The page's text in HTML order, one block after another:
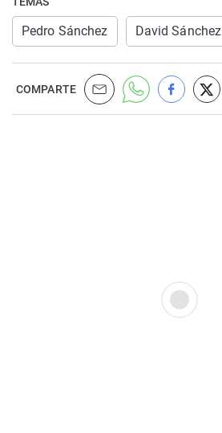
Pedro Sánchez David Sánchez
COMPARTE